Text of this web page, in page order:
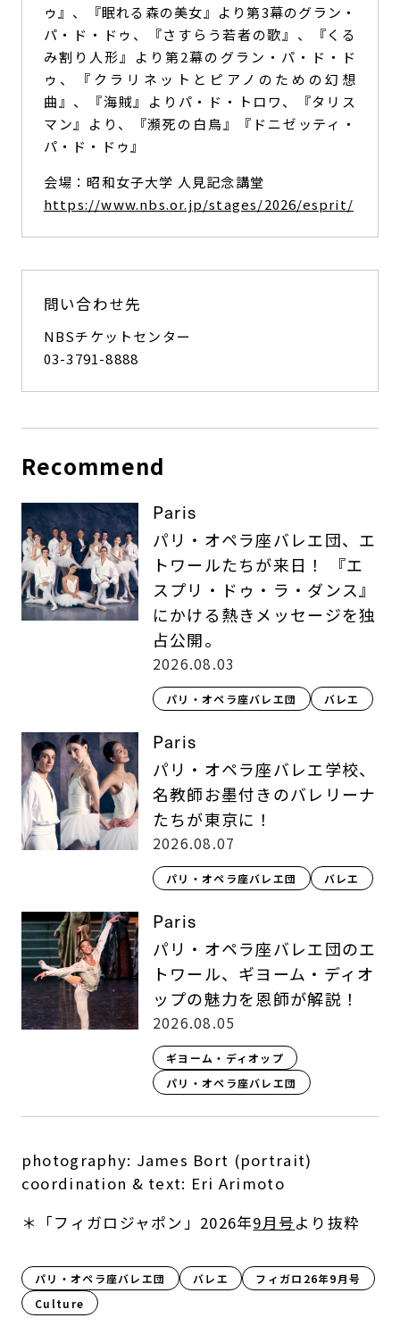
ゥ』、『眠れる森の美女』より第3幕のグラン・
パ・ド・ドゥ、『さすらう若者の歌』、『くる
み割り人形』より第2幕のグラン・パ・ド・ド
ゥ、『クラリネットとピアノのための幻想
曲』、『海賊』よりパ・ド・トロワ、『タリス
マン』より、『瀕死の白鳥』『ドニゼッティ・
パ・ド・ドゥ』
会場：昭和女子大学 人見記念講堂
https://www.nbs.or.jp/stages/2026/esprit/
問い合わせ先
NBSチケットセンター
03-3791-8888
Recommend
Paris
パリ・オペラ座バレエ団、エ
トワールたちが来日！ 『エ
スプリ・ドゥ・ラ・ダンス』
にかける熱きメッセージを独
占公開。
2026.08.03
パリ・オペラ座バレエ団 バレエ
Paris
パリ・オペラ座バレエ学校、
名教師お墨付きのバレリーナ
たちが東京に！
2026.08.07
パリ・オペラ座バレエ団 バレエ
Paris
パリ・オペラ座バレエ団のエ
トワール、ギヨーム・ディオ
ップの魅力を恩師が解説！
2026.08.05
ギヨーム・ディオップ
パリ・オペラ座バレエ団
photography: James Bort (portrait)
coordination & text: Eri Arimoto
＊「フィガロジャポン」2026年9月号より抜粋
パリ・オペラ座バレエ団 バレエ
フィガロ26年9月号
Culture​